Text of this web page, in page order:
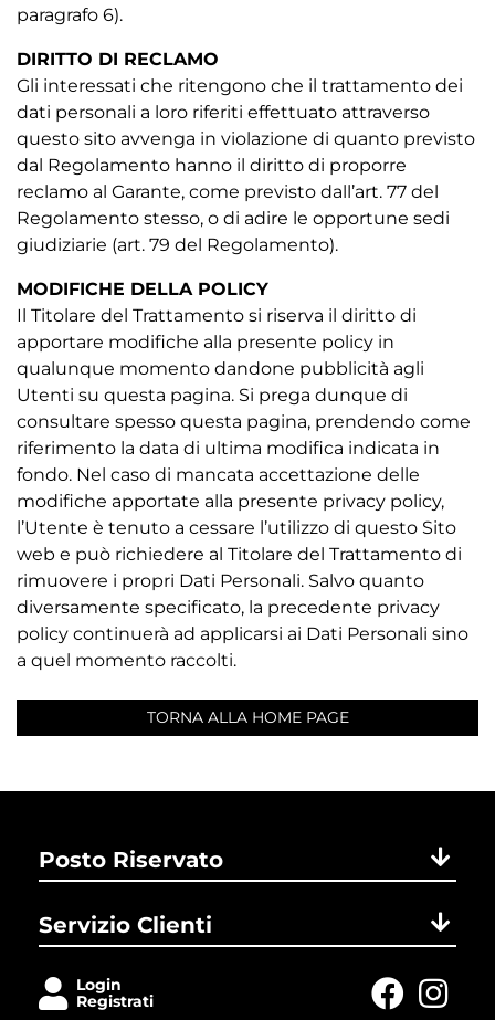
paragrafo 6).
DIRITTO DI RECLAMO
Gli interessati che ritengono che il trattamento dei
dati personali a loro riferiti effettuato attraverso
questo sito avvenga in violazione di quanto previsto
dal Regolamento hanno il diritto di proporre
reclamo al Garante, come previsto dall’art. 77 del
Regolamento stesso, o di adire le opportune sedi
giudiziarie (art. 79 del Regolamento).
MODIFICHE DELLA POLICY
Il Titolare del Trattamento si riserva il diritto di
apportare modifiche alla presente policy in
qualunque momento dandone pubblicità agli
Utenti su questa pagina. Si prega dunque di
consultare spesso questa pagina, prendendo come
riferimento la data di ultima modifica indicata in
fondo. Nel caso di mancata accettazione delle
modifiche apportate alla presente privacy policy,
l’Utente è tenuto a cessare l’utilizzo di questo Sito
web e può richiedere al Titolare del Trattamento di
rimuovere i propri Dati Personali. Salvo quanto
diversamente specificato, la precedente privacy
policy continuerà ad applicarsi ai Dati Personali sino
a quel momento raccolti.
TORNA ALLA HOME PAGE
Posto Riservato
Servizio Clienti
Login
Registrati